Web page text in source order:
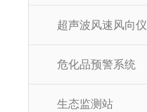
超声波风速风向仪
危化品预警系统
生态监测站